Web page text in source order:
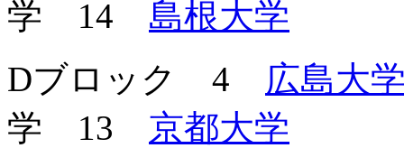
学 14 島根大学
Dブロック 4 広島大
学 13 京都大学